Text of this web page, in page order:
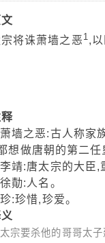
诛萧墙之恶 1,
恶:古人称家族
想做唐朝的第二
:唐太宗的大臣,重
:人名。
惜,珍爱。
宗要杀他的哥哥太